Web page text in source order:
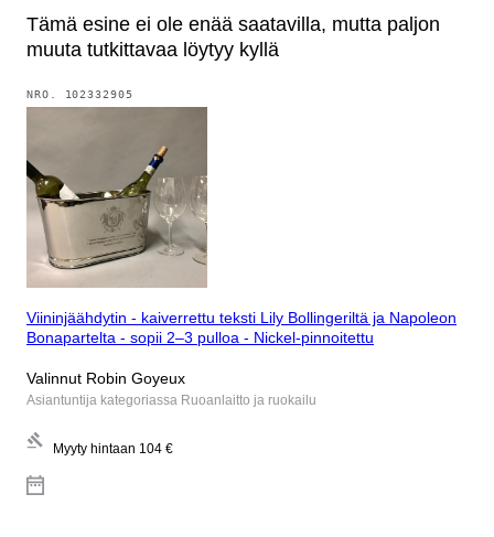
Tämä esine ei ole enää saatavilla, mutta paljon
muuta tutkittavaa löytyy kyllä
NRO. 102332905
Viininjäähdytin - kaiverrettu teksti Lily Bollingeriltä ja Napoleon
Bonapartelta - sopii 2–3 pulloa - Nickel-pinnoitettu
Valinnut Robin Goyeux
Asiantuntija kategoriassa Ruoanlaitto ja ruokailu
Myyty hintaan 104 €